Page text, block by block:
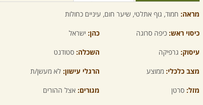
מראה: חמוד, גוף אתלטי, שיער חום, עיניים כחולות
כיסוי ראש: כיפה סרוגה כהן: ישראל
עיסוק: גרפיקה השכלה: סטודנט
מצב כלכלי: ממוצע הרגלי עישון: לא מעשן/ת
מזל: סרטן מגורים: אצל ההורים